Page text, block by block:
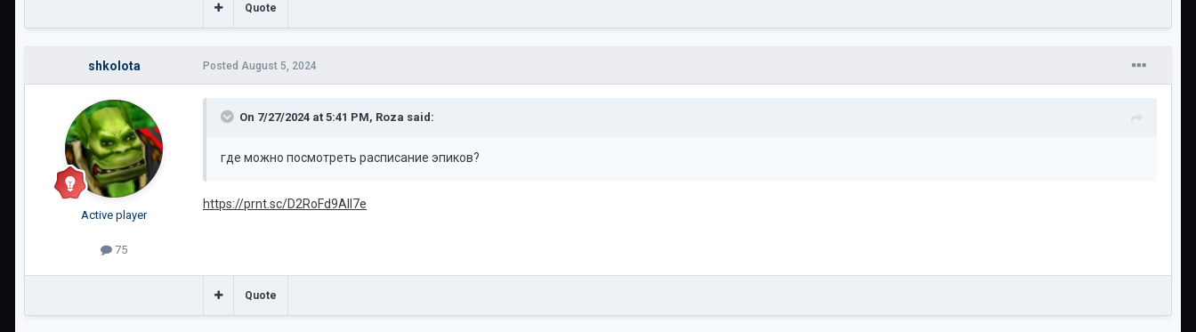
Quote
shkolota
Active player
75
Posted August 5, 2024
On 7/27/2024 at 5:41 PM, Roza said:
где можно посмотреть расписание эпиков?
https://prnt.sc/D2RoFd9All7e
Quote